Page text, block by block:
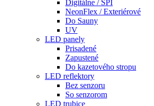
Digitálne / SPI
NeonFlex / Exteriérové
Do Sauny
UV
LED panely
Prisadené
Zapustené
Do kazetového stropu
LED reflektory
Bez senzoru
So senzorom
LED trubice